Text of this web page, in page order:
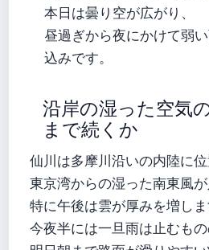
本日は曇り空が広がり、
昼過ぎから夜にかけて弱
込みです。
沿岸の湿った空気
まで続くか
仙川は多摩川沿いの内陸に位
東京湾からの湿った南東風が
特に午後は雲が厚みを増しま
今夜半には一旦雨は止むもの